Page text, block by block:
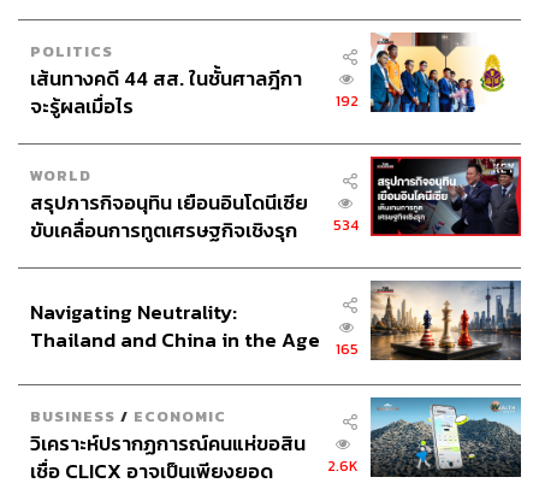
POLITICS
เส้นทางคดี 44 สส. ในชั้นศาลฎีกา
จะรู้ผลเมื่อไร
192
WORLD
สรุปภารกิจอนุทิน เยือนอินโดนีเซีย
ขับเคลื่อนการทูตเศรษฐกิจเชิงรุก
534
Navigating Neutrality:
Thailand and China in the Age
165
BUSINESS / ECONOMIC
วิเคราะห์ปรากฏการณ์คนแห่ขอสิน
เชื่อ CLICX อาจเป็นเพียงยอด
2.6K